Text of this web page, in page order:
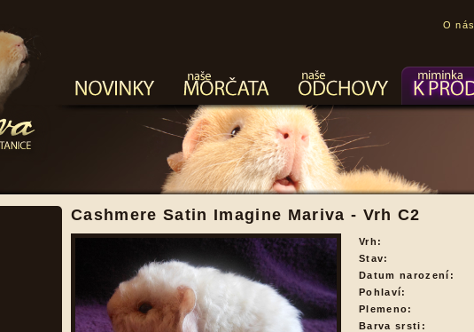
O nás
Cashmere Satin Imagine Mariva - Vrh C2
Vrh:
Stav:
Datum narození:
Pohlaví:
Plemeno:
Barva srsti: